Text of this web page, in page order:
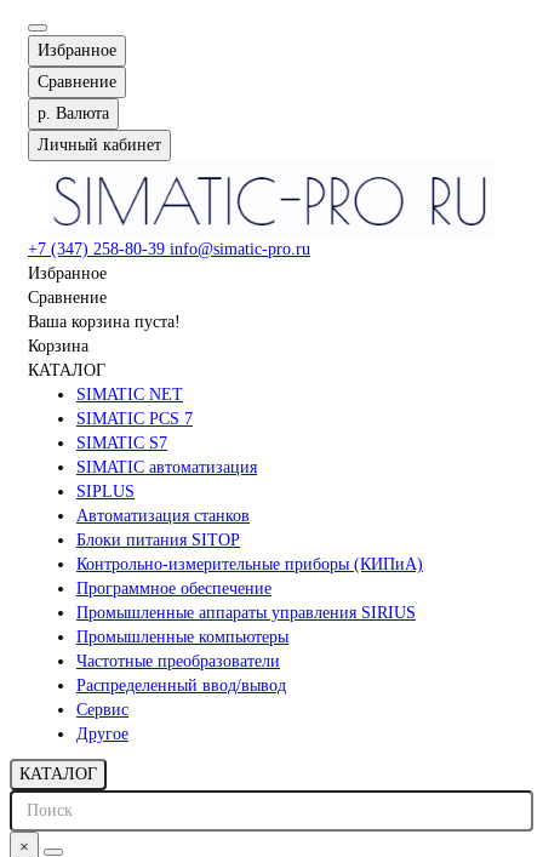
Избранное
Сравнение
р. Валюта
Личный кабинет
+7 (347) 258-80-39 info@simatic-pro.ru
Избранное
Сравнение
Ваша корзина пуста!
Корзина
КАТАЛОГ
SIMATIC NET
SIMATIC PCS 7
SIMATIC S7
SIMATIC автоматизация
SIPLUS
Автоматизация станков
Блоки питания SITOP
Контрольно-измерительные приборы (КИПиА)
Программное обеспечение
Промышленные аппараты управления SIRIUS
Промышленные компьютеры
Частотные преобразователи
Распределенный ввод/вывод
Сервис
Другое
КАТАЛОГ
×